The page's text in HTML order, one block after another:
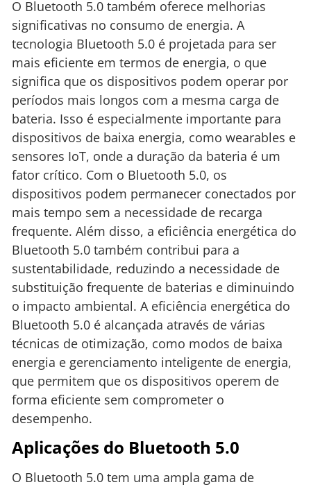
O Bluetooth 5.0 também oferece melhorias
significativas no consumo de energia. A
tecnologia Bluetooth 5.0 é projetada para ser
mais eficiente em termos de energia, o que
significa que os dispositivos podem operar por
períodos mais longos com a mesma carga de
bateria. Isso é especialmente importante para
dispositivos de baixa energia, como wearables e
sensores IoT, onde a duração da bateria é um
fator crítico. Com o Bluetooth 5.0, os
dispositivos podem permanecer conectados por
mais tempo sem a necessidade de recarga
frequente. Além disso, a eficiência energética do
Bluetooth 5.0 também contribui para a
sustentabilidade, reduzindo a necessidade de
substituição frequente de baterias e diminuindo
o impacto ambiental. A eficiência energética do
Bluetooth 5.0 é alcançada através de várias
técnicas de otimização, como modos de baixa
energia e gerenciamento inteligente de energia,
que permitem que os dispositivos operem de
forma eficiente sem comprometer o
desempenho.
Aplicações do Bluetooth 5.0
O Bluetooth 5.0 tem uma ampla gama de